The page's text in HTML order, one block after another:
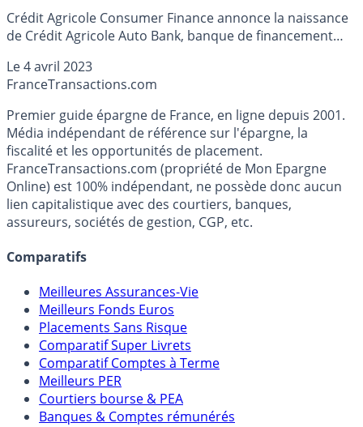
Crédit Agricole Consumer Finance annonce la naissance
de Crédit Agricole Auto Bank, banque de financement
Le4 avril 2023
FranceTransactions.com
Premier guide épargne de France, en ligne depuis 2001.
Média indépendant de référence sur l'épargne, la
fiscalité et les opportunités de placement.
FranceTransactions.com (propriété de Mon Epargne
Online) est 100% indépendant, ne possède donc aucun
lien capitalistique avec des courtiers, banques,
assureurs, sociétés de gestion, CGP, etc.
Comparatifs
Meilleures Assurances-Vie
Meilleurs Fonds Euros
Placements Sans Risque
Comparatif Super Livrets
Comparatif Comptes à Terme
Meilleurs PER
Courtiers bourse & PEA
Banques & Comptes rémunérés